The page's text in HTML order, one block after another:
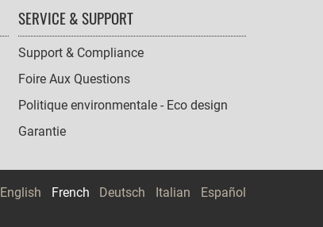
SERVICE & SUPPORT
Support & Compliance
Foire Aux Questions
Politique environmentale - Eco design
Garantie
English French Deutsch Italian Español